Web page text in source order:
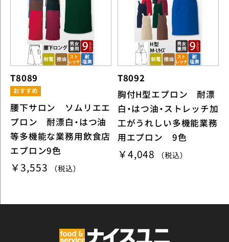
T8089
腰下サロン ソムリエエ
プロン 耐漂白・はつ油
等多機能な業務用飲食店
エプロン9色
￥3,553 （税込）
T8092
胸付H型エプロン 耐漂
白・はつ油・ストレッチ加
工がうれしい多機能業務
用エプロン 9色
￥4,048 （税込）